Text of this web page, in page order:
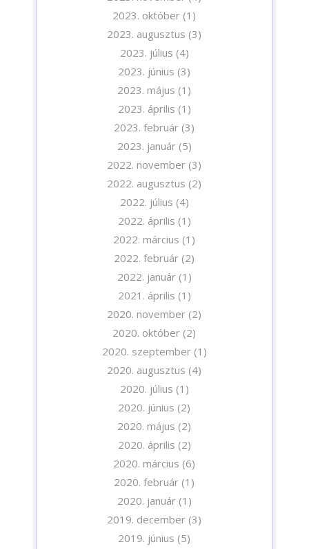
2023. október (1)
2023. augusztus (3)
2023. július (4)
2023. június (3)
2023. május (1)
2023. április (1)
2023. február (3)
2023. január(5)
2022. november (3)
2022. augusztus (2)
2022. július (4)
2022. április (1)
2022. március (1)
2022. február (2)
2022. január(1)
2021. április (1)
2020. november (2)
2020. október (2)
2020. szeptember(1)
2020. augusztus (4)
2020. július (1)
2020. június (2)
2020. május (2)
2020. április (2)
2020. március (6)
2020. február (1)
2020. január(1)
2019. december (3)
2019. június (5)
Iratkozzon fel hírlevelünkre!
A feliratkozással elfogadja az adatvédelmi tájékoztatónkat. Elolvasom
Adatvédelmi tájékoztatót.
Feliratkozom